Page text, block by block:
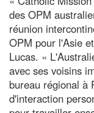
des OPM
réunion
OPM pour l'Asie
Lucas. «
avec ses voisins
bureau régional à
d'interaction